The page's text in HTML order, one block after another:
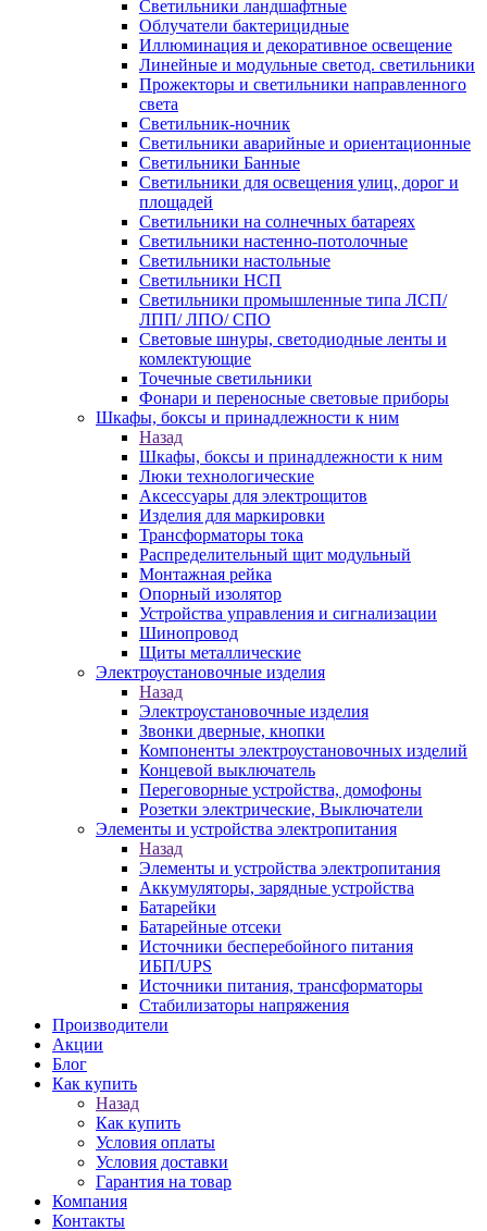
Светильники ландшафтные
Облучатели бактерицидные
Иллюминация и декоративное освещение
Линейные и модульные светод. светильники
Прожекторы и светильники направленного
света
Светильник-ночник
Светильники аварийные и ориентационные
Светильники Банные
Светильники для освещения улиц, дорог и
площадей
Светильники на солнечных батареях
Светильники настенно-потолочные
Светильники настольные
Светильники НСП
Светильники промышленные типа ЛСП/
ЛПП/ ЛПО/ СПО
Световые шнуры, светодиодные ленты и
комлектующие
Точечные светильники
Фонари и переносные световые приборы
Шкафы, боксы и принадлежности к ним
Назад
Шкафы, боксы и принадлежности к ним
Люки технологические
Аксессуары для электрощитов
Изделия для маркировки
Трансформаторы тока
Распределительный щит модульный
Монтажная рейка
Опорный изолятор
Устройства управления и сигнализации
Шинопровод
Щиты металлические
Электроустановочные изделия
Назад
Электроустановочные изделия
Звонки дверные, кнопки
Компоненты электроустановочных изделий
Концевой выключатель
Переговорные устройства, домофоны
Розетки электрические, Выключатели
Элементы и устройства электропитания
Назад
Элементы и устройства электропитания
Аккумуляторы, зарядные устройства
Батарейки
Батарейные отсеки
Источники бесперебойного питания
ИБП/UPS
Источники питания, трансформаторы
Стабилизаторы напряжения
Производители
Акции
Блог
Как купить
Назад
Как купить
Условия оплаты
Условия доставки
Гарантия на товар
Компания
Контакты